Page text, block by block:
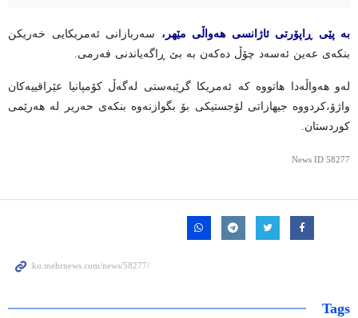
بە پێی ڕاپۆرتی ئاژانسی هەواڵی مێهر، سەربازانی ئەمریکایی خەریکن
بنکەی عەین ئەسەد چۆڵ دەکەن بە بێ ڕاگەیاندنی فەرمی.
لەو هەواڵەدا هاتووە کە ئەمریکا گرێبەستی لەگەڵ کۆمپانیا عێراقییەکان
واژۆ،کردووە جیهازاتی لۆجستیکی بۆ بگوازنەوە بنکەی حەریر لە هەرێمی
کوردستان.
News ID 58277
Tags